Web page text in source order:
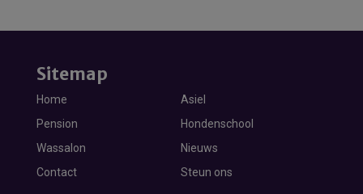
Sitemap
Home
Asiel
Pension
Hondenschool
Wassalon
Nieuws
Contact
Steun ons